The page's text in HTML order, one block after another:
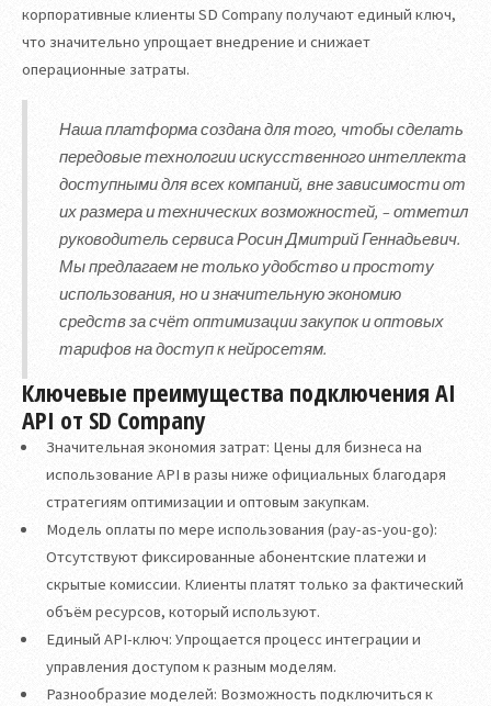
корпоративные клиенты SD Company получают единый ключ,
что значительно упрощает внедрение и снижает
операционные затраты.
Наша платформа создана для того, чтобы сделать
передовые технологии искусственного интеллекта
доступными для всех компаний, вне зависимости от
их размера и технических возможностей, – отметил
руководитель сервиса Росин Дмитрий Геннадьевич.
Мы предлагаем не только удобство и простоту
использования, но и значительную экономию
средств за счёт оптимизации закупок и оптовых
тарифов на доступ к нейросетям.
Ключевые преимущества подключения AI
API от SD Company
Значительная экономия затрат: Цены для бизнеса на
использование API в разы ниже официальных благодаря
стратегиям оптимизации и оптовым закупкам.
Модель оплаты по мере использования (pay-as-you-go):
Отсутствуют фиксированные абонентские платежи и
скрытые комиссии. Клиенты платят только за фактический
объём ресурсов, который используют.
Единый API-ключ: Упрощается процесс интеграции и
управления доступом к разным моделям.
Разнообразие моделей: Возможность подключиться к